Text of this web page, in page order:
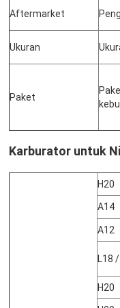
Aftermarket
Ukuran
Paket
Karburator untuk
H20
A14
A12
L18
H20